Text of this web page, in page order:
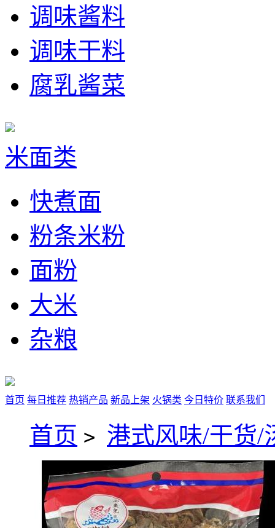
调味酱料
调味干料
腐乳酱菜
米面类
快煮面
粉条米粉
面粉
大米
杂粮
首页 每日推荐 热销产品 新品上架 火锅类 今日特价 联系我们
首页 > 港式风味/干货/